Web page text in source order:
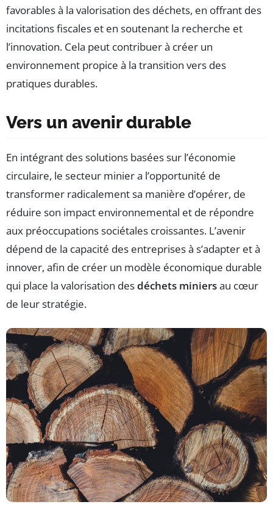
favorables à la valorisation des déchets, en offrant des
incitations fiscales et en soutenant la recherche et
l’innovation. Cela peut contribuer à créer un
environnement propice à la transition vers des
pratiques durables.
Vers un avenir durable
En intégrant des solutions basées sur l’économie
circulaire, le secteur minier a l’opportunité de
transformer radicalement sa manière d’opérer, de
réduire son impact environnemental et de répondre
aux préoccupations sociétales croissantes. L’avenir
dépend de la capacité des entreprises à s’adapter et à
innover, afin de créer un modèle économique durable
qui place la valorisation desdéchets miniersau cœur
de leur stratégie.